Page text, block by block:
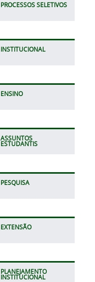
PROCESSOS SELETIVOS
INSTITUCIONAL
ENSINO
ASSUNTOS
ESTUDANTIS
PESQUISA
EXTENSÃO
PLANEJAMENTO
INSTITUCIONAL